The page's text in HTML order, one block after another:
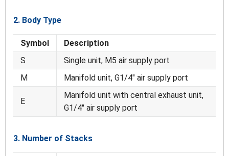
2. Body Type
Symbol
Description
S
Single unit, M5 air supply port
M
Manifold unit, G1/4″ air supply port
E
Manifold unit with central exhaust unit,
G1/4″ air supply port
3. Number of Stacks